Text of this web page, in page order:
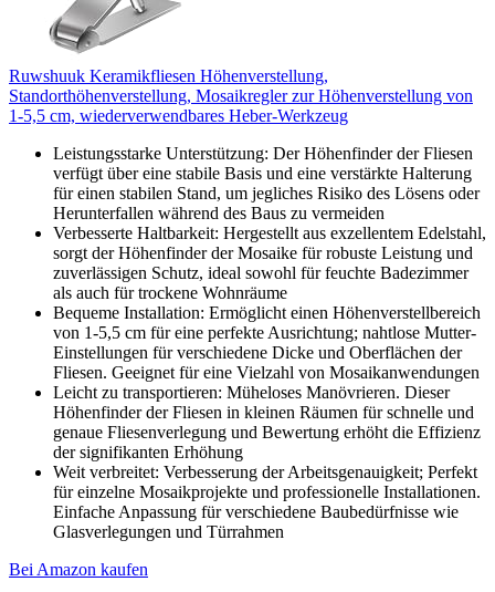
Ruwshuuk Keramikfliesen Höhenverstellung,
Standorthöhenverstellung, Mosaikregler zur Höhenverstellung von
1-5,5 cm, wiederverwendbares Heber-Werkzeug
Leistungsstarke Unterstützung: Der Höhenfinder der Fliesen
verfügt über eine stabile Basis und eine verstärkte Halterung
für einen stabilen Stand, um jegliches Risiko des Lösens oder
Herunterfallen während des Baus zu vermeiden
Verbesserte Haltbarkeit: Hergestellt aus exzellentem Edelstahl,
sorgt der Höhenfinder der Mosaike für robuste Leistung und
zuverlässigen Schutz, ideal sowohl für feuchte Badezimmer
als auch für trockene Wohnräume
Bequeme Installation: Ermöglicht einen Höhenverstellbereich
von 1-5,5 cm für eine perfekte Ausrichtung; nahtlose Mutter-
Einstellungen für verschiedene Dicke und Oberflächen der
Fliesen. Geeignet für eine Vielzahl von Mosaikanwendungen
Leicht zu transportieren: Müheloses Manövrieren. Dieser
Höhenfinder der Fliesen in kleinen Räumen für schnelle und
genaue Fliesenverlegung und Bewertung erhöht die Effizienz
der signifikanten Erhöhung
Weit verbreitet: Verbesserung der Arbeitsgenauigkeit; Perfekt
für einzelne Mosaikprojekte und professionelle Installationen.
Einfache Anpassung für verschiedene Baubedürfnisse wie
Glasverlegungen und Türrahmen
Bei Amazon kaufen